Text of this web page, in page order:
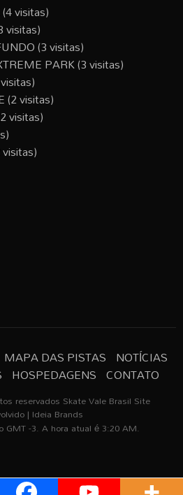
(4 visitas)
visitas)
(3 visitas)
PARK(3 visitas)
(2 visitas)
visitas)
MAPA DAS PISTAS NOTÍCIAS
HOSPEDAGENS CONTATO
reservados Skate Vale Brasil Site
| Ideia Brands
GMT -3. A hora atual é 3:20 AM.